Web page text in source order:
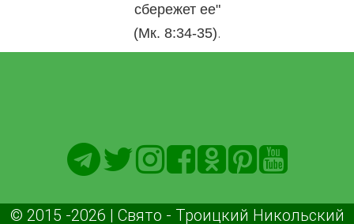
сбережет ее"
(Мк. 8:34-35).
© 2015 -2026 | Свято - Троицкий Никольский